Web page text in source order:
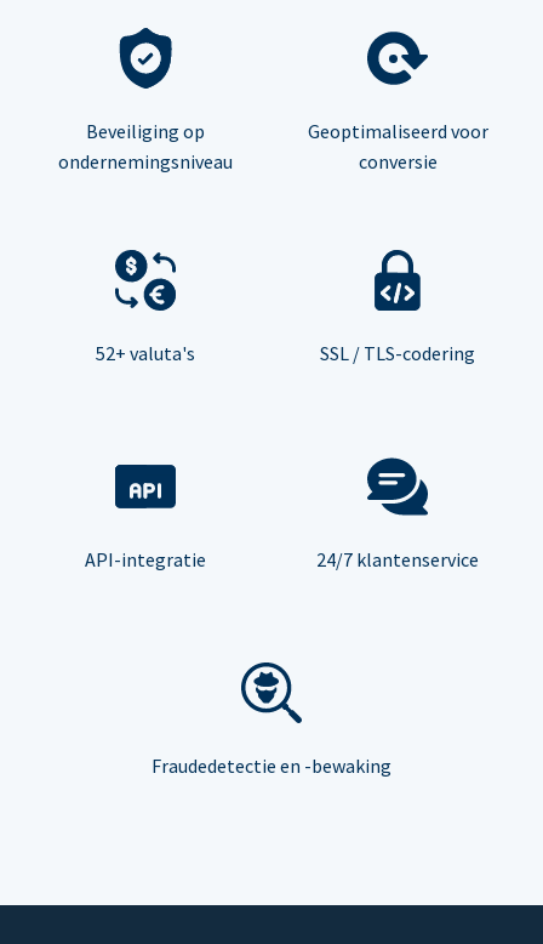
Beveiliging op
ondernemingsniveau
Geoptimaliseerd voor
conversie
52+ valuta's SSL / TLS-codering
API-integratie 24/7 klantenservice
Fraudedetectie en -bewaking